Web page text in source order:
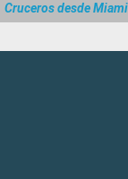
Cruceros desde Miami